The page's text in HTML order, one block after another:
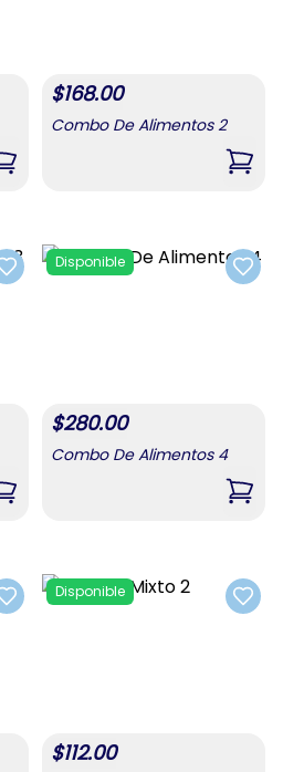
,Combo De Alimentos 1
$168.00
Combo De Alimentos 2
,
Add to favorites
,Combo De Alimentos 3
Add
Disponible
$280.00
Combo De Alimentos 4
,
Add to favorites Add
Disponible
$112.00